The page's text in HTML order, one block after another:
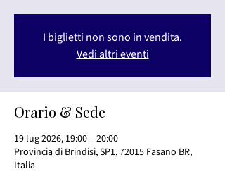
I biglietti non sono in vendita.
Vedi altri eventi
Orario & Sede
19 lug 2026, 19:00 – 20:00
Provincia di Brindisi, SP1, 72015 Fasano BR,
Italia